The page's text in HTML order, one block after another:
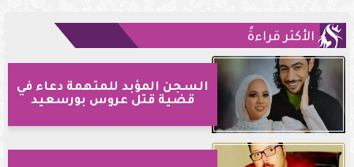
الأكثر قراءةً
السجن المؤبد للمتهمة دعاء في
قضية قتل عروس بورسعيد